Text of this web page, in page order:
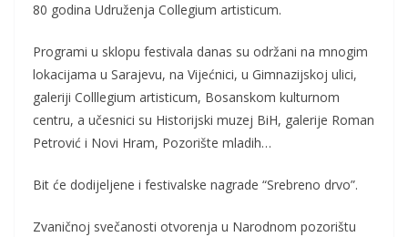
80 godina Udruženja Collegium artisticum.
Programi u sklopu festivala danas su održani na mnogim
lokacijama u Sarajevu, na Vijećnici, u Gimnazijskoj ulici,
galeriji Colllegium artisticum, Bosanskom kulturnom
centru, a učesnici su Historijski muzej BiH, galerije Roman
Petrović i Novi Hram, Pozorište mladih…
Bit će dodijeljene i festivalske nagrade “Srebreno drvo”.
Zvaničnoj svečanosti otvorenja u Narodnom pozorištu